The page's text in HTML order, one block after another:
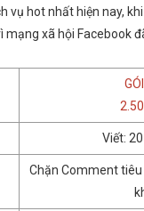
vụ hot nhất hiện nay,
xã hội Facebook
Viết:
Chặn Comment